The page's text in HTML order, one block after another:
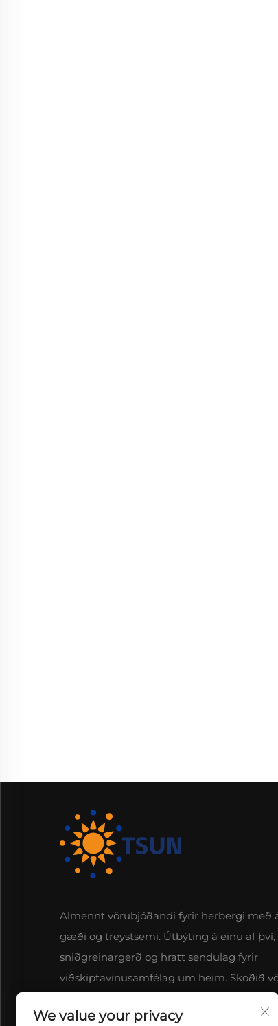
Almennt vörubjóðandi fyrir herbergi með
gæði og treystsemi. Útbýting á einu af því,
sniðgreinargerð og hratt sendulag fyrir
viðskiptavinusamfélag um heim. Skoðið
We value your privacy